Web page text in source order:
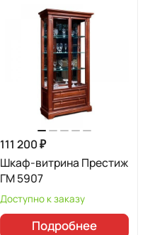
111 200 ₽
Шкаф-витрина Престиж
ГМ 5907
Доступно к заказу
Подробнее